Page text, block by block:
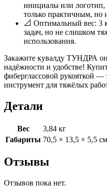
инициалы или
только практичным, но
📐 Оптимальный вес: 3
задач, но не слишком
использования.
Закажите кувалду ТУНДРА
надёжности и удобстве!
фиберглассовой рукояткой —
инструмент для тяжёлых
Детали
Вес
3,84 кг
Габариты 70,5 × 13,5 × 5,5 см
Отзывы
Отзывов пока нет.